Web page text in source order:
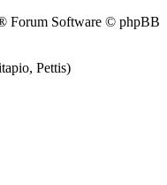
Forum Software © phpBB
Pettis)